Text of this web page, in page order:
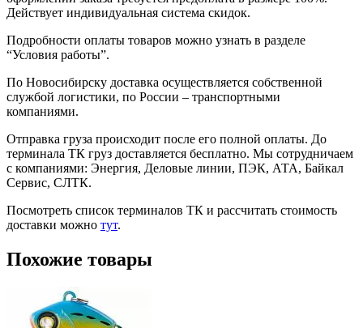
Действует индивидуальная система скидок.
Подробности оплаты товаров можно узнать в разделе
“Условия работы”.
По Новосибирску доставка осуществляется собственной
службой логистики, по России – транспортными
компаниями.
Отправка груза происходит после его полной оплаты. До
терминала ТК груз доставляется бесплатно. Мы сотрудничаем
с компаниями: Энергия, Деловые линии, ПЭК, АТА, Байкал
Сервис, СЛТК.
Посмотреть список терминалов ТК и рассчитать стоимость
доставки можно тут.
Похожие товары